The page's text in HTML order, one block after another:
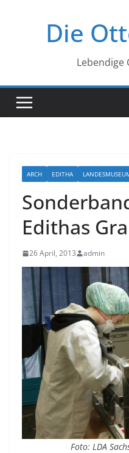
Die
Lebendige
ARCH EDITHA
Edithas
26 April, 2013 admin
Foto: LDA